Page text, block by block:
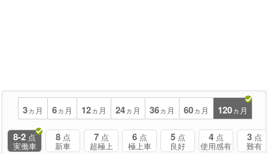
3ヵ月 6ヵ月 12ヵ月 24ヵ月 36ヵ月 60ヵ月 120ヵ月
8-2 点
実働車
8 点
新車
7 点
超極上
6 点
極上車
5 点
良好
4 点
使用感有
3 点
難有